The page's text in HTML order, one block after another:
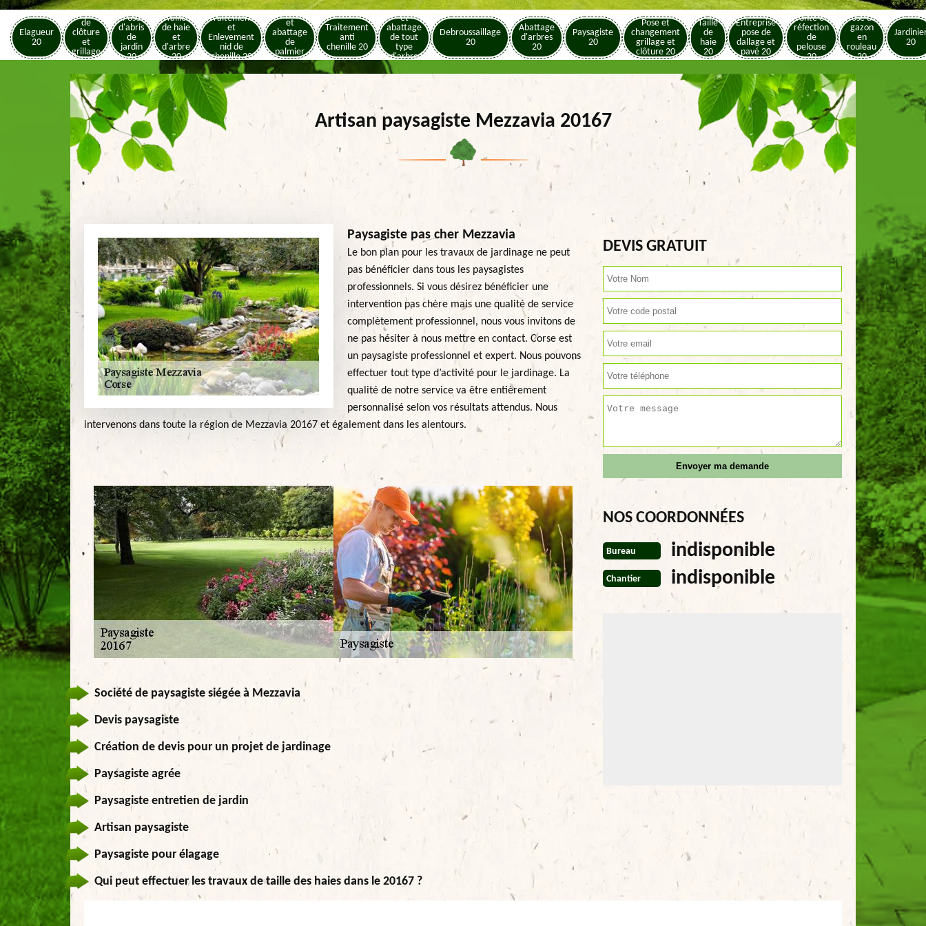
Elagueur
20
Pose
de
clôture
et
grillage
20
Pose
d'abris
de
jardin
20
Taille
de haie
et
d'arbre
20
Traitement
et
Enlevement
nid de
chenille 20
Elagage
et
abattage
de
palmier
20
Traitement
anti
chenille 20
Elagage
et
abattage
de tout
type
d'arbre
Debroussaillage
20
Abattage
d'arbres
20
Paysagiste
20
Pose et
changement
grillage et
clôture 20
Taille
de
haie
20
Entreprise
pose de
dallage et
pavé 20
Tonte et
réfection
de
pelouse
20
Pose de
gazon
en
rouleau
20
20
Artisan paysagiste Mezzavia 20167
Paysagiste pas cher Mezzavia
Le bon plan pour les travaux de jardinage ne peut
pas bénéficier dans tous les paysagistes
professionnels. Si vous désirez bénéficier une
intervention pas chère mais une qualité de service
complètement professionnel, nous vous invitons de
ne pas hésiter à nous mettre en contact. Corse est
un paysagiste professionnel et expert. Nous pouvons
effectuer tout type d’activité pour le jardinage. La
qualité de notre service va être entièrement
personnalisé selon vos résultats attendus. Nous
intervenons dans toute la région de Mezzavia 20167 et également dans les alentours.
Société de paysagiste siégée à Mezzavia
Devis paysagiste
Création de devis pour un projet de jardinage
Paysagiste agrée
Paysagiste entretien de jardin
Artisan paysagiste
Paysagiste pour élagage
Qui peut effectuer les travaux de taille des haies dans le 20167 ?
DEVIS GRATUIT
NOS COORDONNÉES
Bureau indisponible
Chantier indisponible